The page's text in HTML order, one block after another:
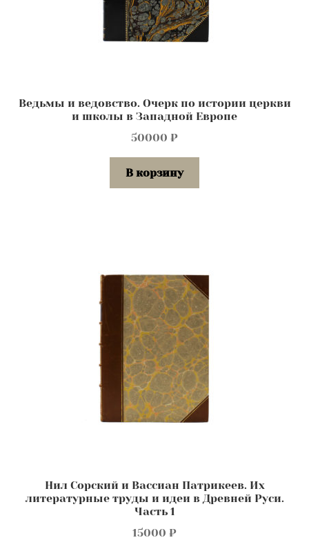
Ведьмы и ведовство. Очерк по истории церкви
и школы в Западной Европе
50000 ₽
В корзину
Нил Сорский и Вассиан Патрикеев. Их
литературные труды и идеи в Древней Руси.
Часть 1
15000 ₽